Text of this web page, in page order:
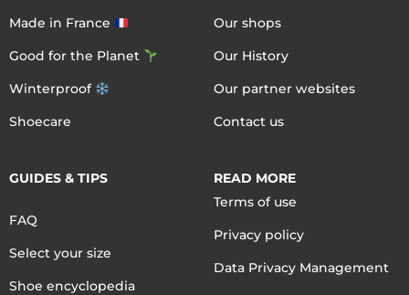
Made in France
Good for the Planet
Winterproof
Shoecare
Our shops
Our History
Our partner websites
Contact us
GUIDES & TIPS
FAQ
Select your size
Shoe encyclopedia
READ MORE
Terms of use
Privacy policy
Data Privacy Management